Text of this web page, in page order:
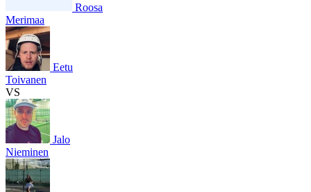
Roosa
Merimaa
Eetu
Toivanen
VS
Jalo
Nieminen